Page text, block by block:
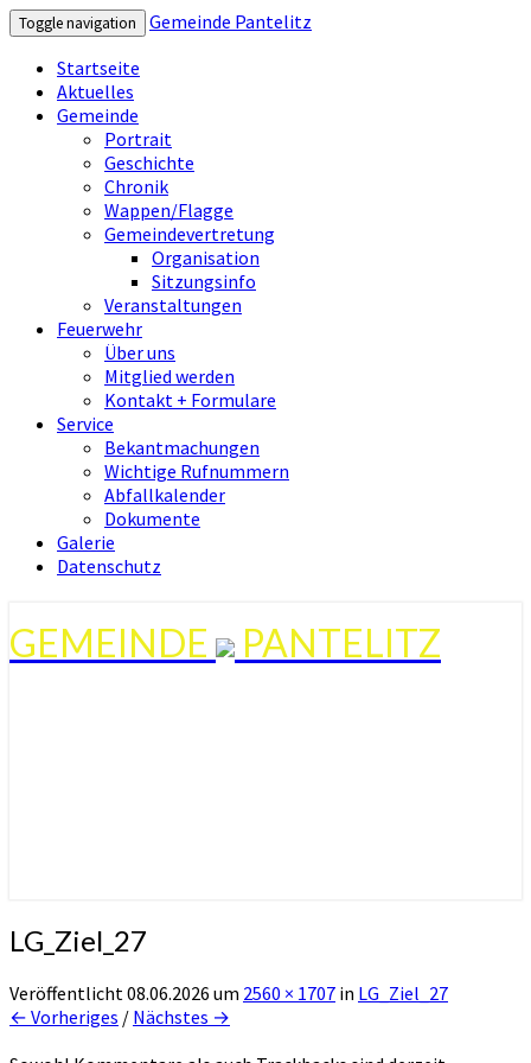
Toggle navigation
Gemeinde Pantelitz
Startseite
Aktuelles
Gemeinde
Portrait
Geschichte
Chronik
Wappen/Flagge
Gemeindevertretung
Organisation
Sitzungsinfo
Veranstaltungen
Feuerwehr
Über uns
Mitglied werden
Kontakt + Formulare
Service
Bekantmachungen
Wichtige Rufnummern
Abfallkalender
Dokumente
Galerie
Datenschutz
GEMEINDE PANTELITZ
LG_Ziel_27
Veröffentlicht08.06.2026 um 2560 × 1707 in LG_Ziel_27
← Vorheriges / Nächstes →